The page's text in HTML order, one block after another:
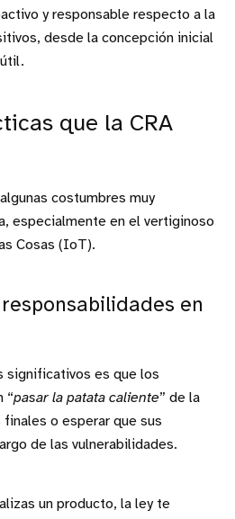
y responsable respecto a la
desde la concepción inicial
que la CRA
costumbres muy
especialmente en el vertiginoso
Cosas (IoT).
en
significativos es que los
“pasar la patata caliente” de la
o esperar que sus
de las vulnerabilidades.
un producto, la ley te